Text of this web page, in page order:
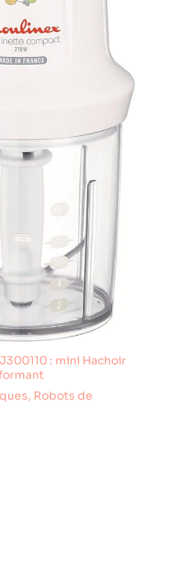
: mini Hachoir
, Robots de